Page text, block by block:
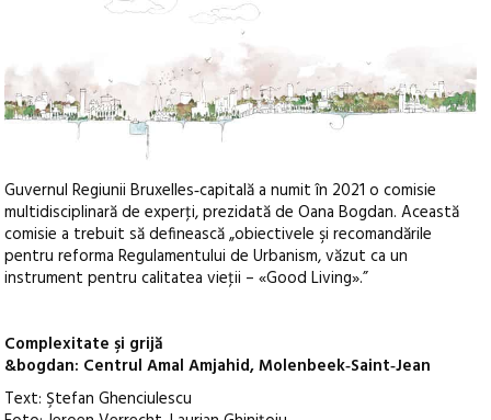
Guvernul Regiunii Bruxelles‑capitală a numit în 2021 o comisie
multidisciplinară de experţi, prezidată de Oana Bogdan. Această
comisie a trebuit să definească „obiectivele şi recomandările
pentru reforma Regulamentului de Urbanism, văzut ca un
instrument pentru calitatea vieţii – «Good Living».”
Complexitate şi grijă
&bogdan: Centrul Amal Amjahid, Molenbeek‑Saint‑Jean
Text: Ştefan Ghenciulescu